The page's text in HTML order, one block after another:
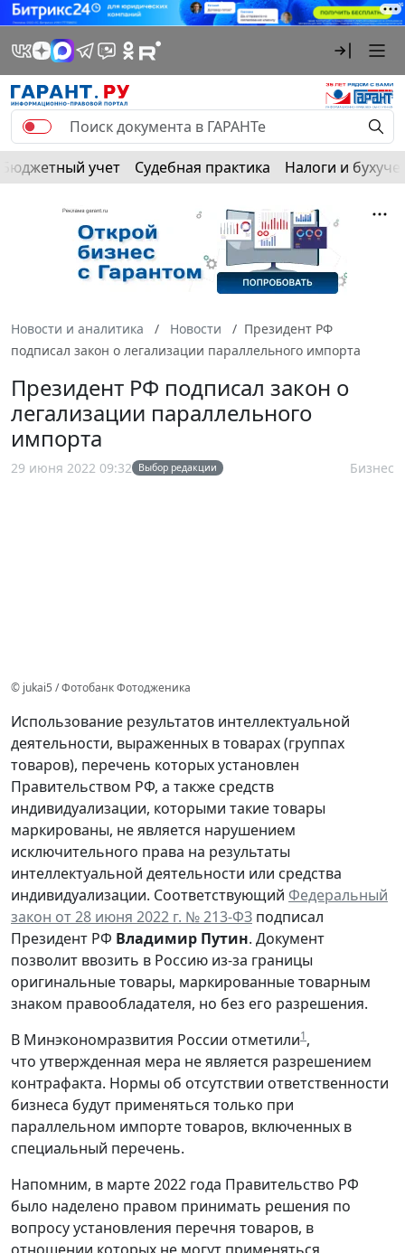
Бюджетный учет Судебная практика Налоги и
Новости и аналитика Новости
Президент РФ
подписал закон о легализации параллельного импорта
Президент РФ подписал закон о
легализации параллельного
импорта
29 июня 2022 09:32 Выбор редакции Бизнес
© jukai5 / Фотобанк Фотодженика
Использование результатов интеллектуальной
деятельности, выраженных в товарах (группах
товаров), перечень которых установлен
Правительством РФ, а также средств
индивидуализации, которыми такие товары
маркированы, не является нарушением
исключительного права на результаты
интеллектуальной деятельности или средства
индивидуализации. Соответствующий Федеральный
закон от 28 июня 2022 г. № 213-ФЗ подписал
Президент РФ Владимир Путин. Документ
позволит ввозить в Россию из-за границы
оригинальные товары, маркированные товарным
знаком правообладателя, но без его разрешения.
В Минэкономразвития России отметили1,
что утвержденная мера не является разрешением
контрафакта. Нормы об отсутствии ответственности
бизнеса будут применяться только при
параллельном импорте товаров, включенных в
специальный перечень.
Напомним, в марте 2022 года Правительство РФ
было наделено правом принимать решения по
вопросу установления перечня товаров, в